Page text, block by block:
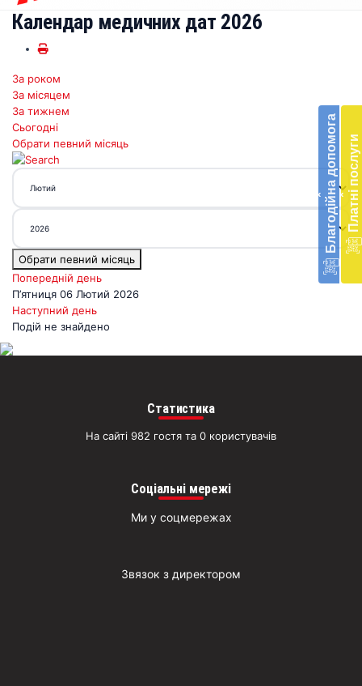
‹ Благодійна допомогав
‹ Платні послуги
Календар медичних дат 2026
За роком
За місяцем
За тижнем
Сьогодні
Обрати певний місяць
Обрати певний місяць
Попередній день
П’ятниця 06 Лютий 2026
Наступний день
Подій не знайдено
Статистика
На сайті 982 гостя та 0 користувачів
Соціальні мережі
Ми у соцмережах
Звязок з директором